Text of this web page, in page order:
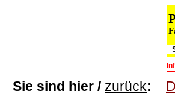
Sie sind hier / zurück: